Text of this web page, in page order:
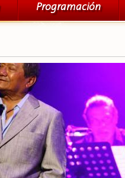
Programación